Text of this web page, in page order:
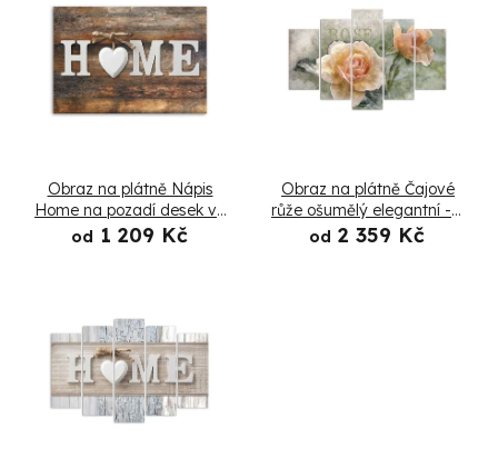
Obraz na plátně Nápis
Home na pozadí desek ve
vintage stylu
od 1 209 Kč
Obraz na plátně Čajové
růže ošumělý elegantní - 5
dílný
od 2 359 Kč